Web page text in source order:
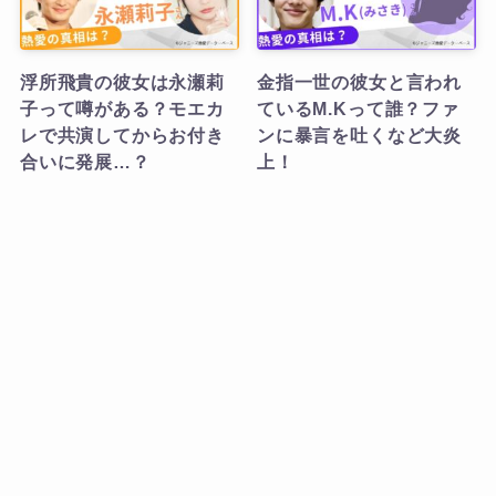
浮所飛貴の彼女は永瀬莉
子って噂がある？モエカ
レで共演してからお付き
合いに発展…？
金指一世の彼女と言われ
ているM.Kって誰？ファ
ンに暴言を吐くなど大炎
上！